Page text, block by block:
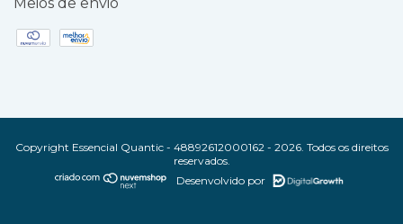
Copyright Essencial Quantic - 48892612000162 - 2026. Todos os direitos
reservados.
Desenvolvido por